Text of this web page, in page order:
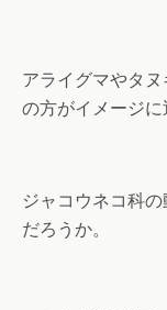
アライグマやタ
の方がイメージに
ジャコウネコ科
だろうか。